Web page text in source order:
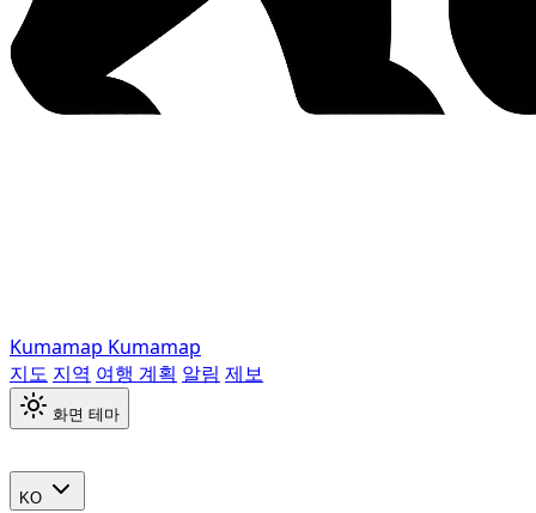
Kumamap Kumamap
지도 지역 여행 계획 알림 제보
화면 테마
KO